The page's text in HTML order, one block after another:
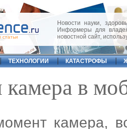
статьи
Новости науки,
Информеры для
новостной сайт,
ТЕХНОЛОГИИ КАТАСТРОФЫ
в
камера,